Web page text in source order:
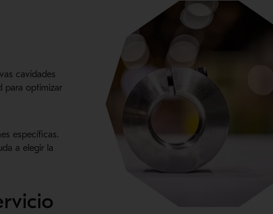
cavidades
para optimizar
específicas.
a elegir la